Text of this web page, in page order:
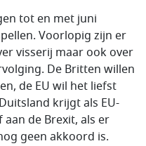
tot en met juni
Voorlopig zijn er
visserij maar ook over
De Britten willen
de EU wil het liefst
krijgt als EU-
de Brexit, als er
geen akkoord is.